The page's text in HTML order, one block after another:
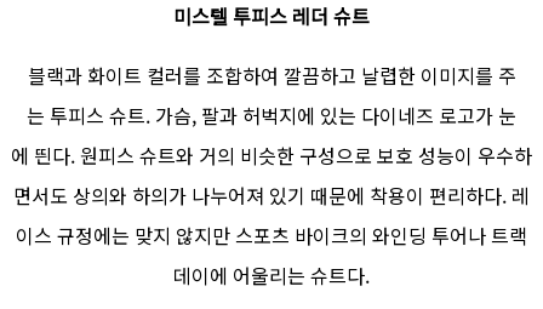
미스텔 투피스 레더 슈트
블랙과 화이트 컬러를 조합하여 깔끔하고 날렵한 이미지를 주
는 투피스 슈트. 가슴, 팔과 허벅지에 있는 다이네즈 로고가 눈
에 띈다. 원피스 슈트와 거의 비슷한 구성으로 보호 성능이 우수하
면서도 상의와 하의가 나누어져 있기 때문에 착용이 편리하다. 레
이스 규정에는 맞지 않지만 스포츠 바이크의 와인딩 투어나 트랙
데이에 어울리는 슈트다.